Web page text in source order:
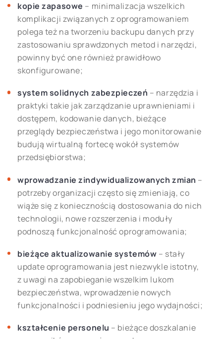
kopie zapasowe – minimalizacja wszelkich
komplikacji związanych z oprogramowaniem
polega też na tworzeniu backupu danych przy
zastosowaniu sprawdzonych metod i narzędzi,
powinny być one również prawidłowo
skonfigurowane;
system solidnych zabezpieczeń – narzędzia i
praktyki takie jak zarządzanie uprawnieniami i
dostępem, kodowanie danych, bieżące
przeglądy bezpieczeństwa i jego monitorowanie
budują wirtualną fortecę wokół systemów
przedsiębiorstwa;
wprowadzanie zindywidualizowanych zmian –
potrzeby organizacji często się zmieniają, co
wiąże się z koniecznością dostosowania do nich
technologii, nowe rozszerzenia i moduły
podnoszą funkcjonalność oprogramowania;
bieżące aktualizowanie systemów – stały
update oprogramowania jest niezwykle istotny,
z uwagi na zapobieganie wszelkim lukom
bezpieczeństwa, wprowadzenie nowych
funkcjonalności i podniesieniu jego wydajności;
kształcenie personelu – bieżące doszkalanie